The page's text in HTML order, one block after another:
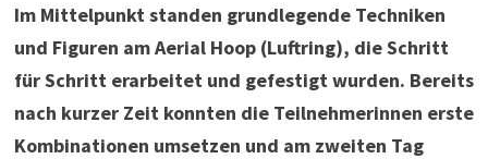
Im Mittelpunkt standen grundlegende Techniken
und Figuren am Aerial Hoop (Luftring), die Schritt
für Schritt erarbeitet und gefestigt wurden. Bereits
nach kurzer Zeit konnten die Teilnehmerinnen erste
Kombinationen umsetzen und am zweiten Tag